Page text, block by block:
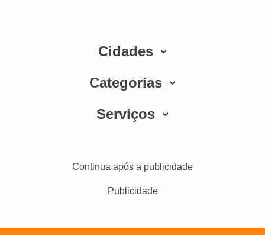
Cidades
Categorias
Serviços
Continua após a publicidade
Publicidade